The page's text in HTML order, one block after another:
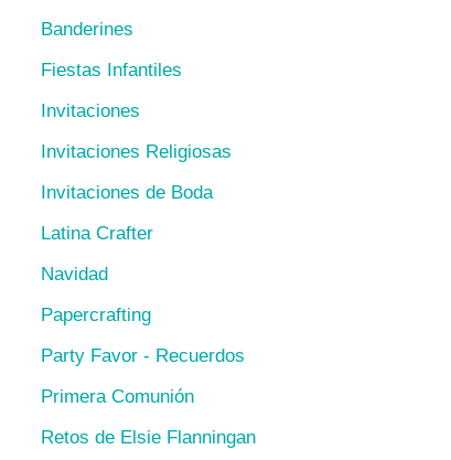
Banderines
Fiestas Infantiles
Invitaciones
Invitaciones Religiosas
Invitaciones de Boda
Latina Crafter
Navidad
Papercrafting
Party Favor - Recuerdos
Primera Comunión
Retos de Elsie Flanningan